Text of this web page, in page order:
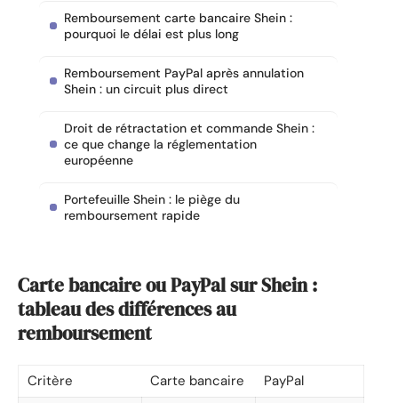
Remboursement carte bancaire Shein :
pourquoi le délai est plus long
Remboursement PayPal après annulation
Shein : un circuit plus direct
Droit de rétractation et commande Shein :
ce que change la réglementation
européenne
Portefeuille Shein : le piège du
remboursement rapide
Carte bancaire ou PayPal sur Shein :
tableau des différences au
remboursement
Critère Carte bancaire PayPal